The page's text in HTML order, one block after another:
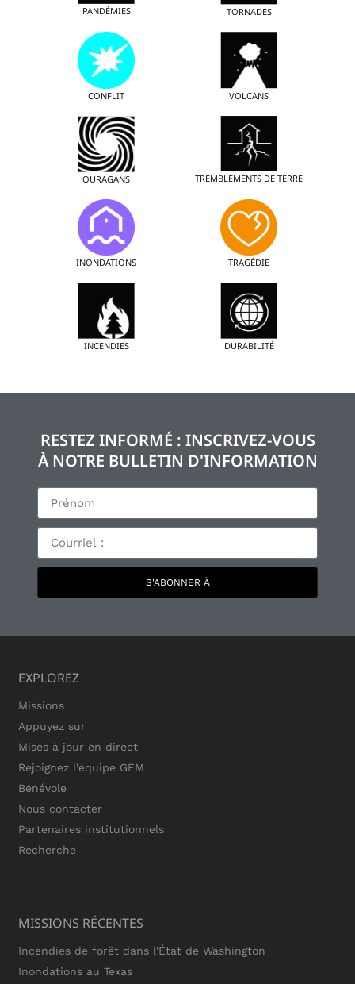
PANDÉMIES TORNADES
CONFLIT VOLCANS
OURAGANS TREMBLEMENTS DE TERRE
INONDATIONS TRAGÉDIE
INCENDIES DURABILITÉ
RESTEZ INFORMÉ : INSCRIVEZ-VOUS
À NOTRE BULLETIN D'INFORMATION
S'ABONNER À
EXPLOREZ
Missions
Appuyez sur
Mises à jour en direct
Rejoignez l'équipe GEM
Bénévole
Nous contacter
Partenaires institutionnels
Recherche
MISSIONS RÉCENTES
Incendies de forêt dans l'État de Washington
Inondations au Texas